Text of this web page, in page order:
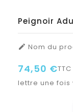
Peignoir
 Nom du
74,50 €TTC
lettre une fois